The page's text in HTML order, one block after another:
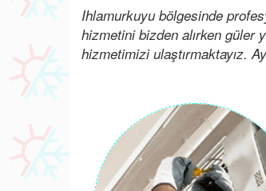
Ihlamurkuyu bölgesinde
hizmetini bizden alırken güler
hizmetimizi ulaştırmaktayız.